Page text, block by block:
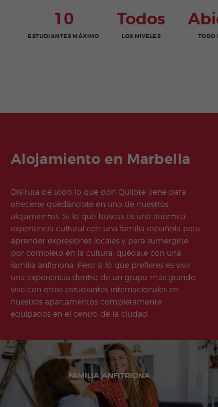
10
ESTUDIANTES MÁXIMO
Todos
LOS NIVELES TODO
Alojamiento en Marbella
Disfruta de todo lo que don Quijote tiene para
ofrecerte quedándote en uno de nuestros
alojamientos. Si lo que buscas es una auéntica
experiencia cultural con una familia española para
aprender expresiones locales y para sumergirte
por completo en la cultura, quédate con una
familia anfitriona. Pero si lo que prefieres es vivir
una experiencia dentro de un grupo más grande,
vive con otros estudiantes internacionales en
nuestros apartamentos completamente
equipados en el centro de la ciudad.
FAMILIA ANFITRIONA